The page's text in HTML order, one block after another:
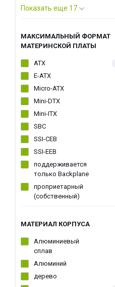
Показать еще 17
МАКСИМАЛЬНЫЙ ФОРМАТ
МАТЕРИНСКОЙ ПЛАТЫ
ATX
E-ATX
Micro-ATX
Mini-DTX
Mini-ITX
SBC
SSI-CEB
SSI-EEB
поддерживается
только Backplane
проприетарный
(собственный)
МАТЕРИАЛ КОРПУСА
Алюминиевый
сплав
Алюминий
дерево